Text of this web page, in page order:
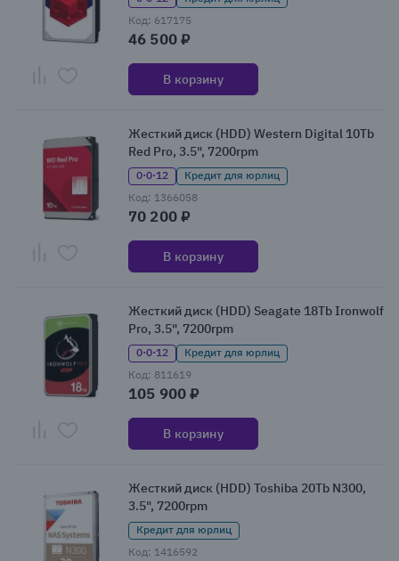
Код: 617175
46 500 ₽
В корзину
Жесткий диск (HDD) Western Digital 10Tb
Red Pro, 3.5", 7200rpm
0·0·12
Кредит для юрлиц
Код: 1366058
70 200 ₽
В корзину
Жесткий диск (HDD) Seagate 18Tb Ironwolf
Pro, 3.5", 7200rpm
0·0·12
Кредит для юрлиц
Код: 811619
105 900 ₽
В корзину
Жесткий диск (HDD) Toshiba 20Tb N300,
3.5", 7200rpm
Кредит для юрлиц
Код: 1416592